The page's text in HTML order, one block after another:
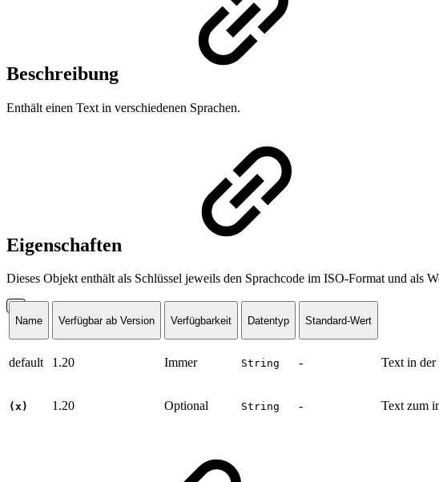
Beschreibung
Enthält einen Text in verschiedenen Sprachen.
Eigenschaften
Dieses Objekt enthält als Schlüssel jeweils den Sprachcode im ISO-Format und als
Name Verfügbar ab Version Verfügbarkeit Datentyp Standard-Wert
default 1.20 Immer String - Text in der
(x) 1.20 Optional String - Text zum